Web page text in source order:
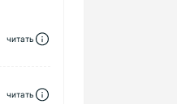
читать
читать